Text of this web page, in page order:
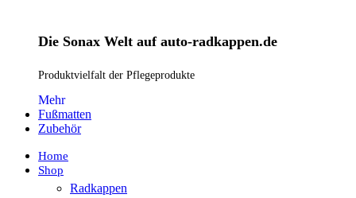
Die Sonax Welt auf auto-radkappen.de
Produktvielfalt der Pflegeprodukte
Mehr
Fußmatten
Zubehör
Home
Shop
Radkappen